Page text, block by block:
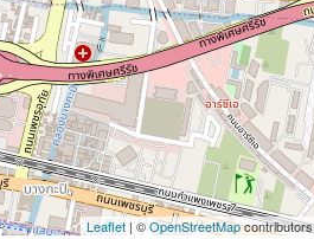
Leaflet| ©OpenStreetMapcontributors